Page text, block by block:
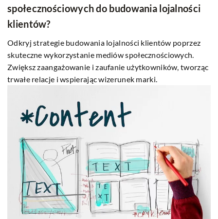
społecznościowych do budowania lojalności
klientów?
Odkryj strategie budowania lojalności klientów poprzez
skuteczne wykorzystanie mediów społecznościowych.
Zwiększ zaangażowanie i zaufanie użytkowników, tworząc
trwałe relacje i wspierając wizerunek marki.